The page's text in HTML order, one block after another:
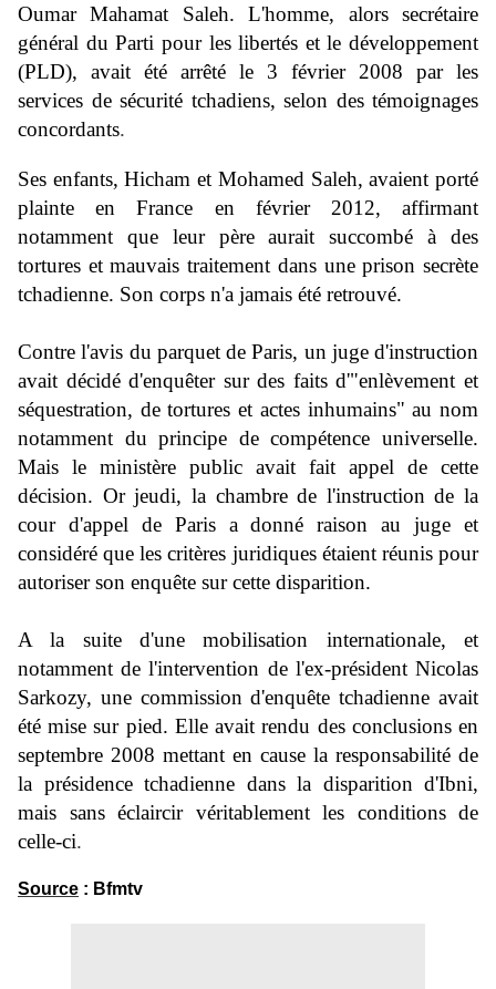
Oumar Mahamat Saleh. L'homme, alors secrétaire
général du Parti pour les libertés et le développement
(PLD), avait été arrêté le 3 février 2008 par les
services de sécurité tchadiens, selon des témoignages
concordants.
Ses enfants, Hicham et Mohamed Saleh, avaient porté
plainte en France en février 2012, affirmant
notamment que leur père aurait succombé à des
tortures et mauvais traitement dans une prison secrète
tchadienne. Son corps n'a jamais été retrouvé.
Contre l'avis du parquet de Paris, un juge d'instruction
avait décidé d'enquêter sur des faits d'"enlèvement et
séquestration, de tortures et actes inhumains" au nom
notamment du principe de compétence universelle.
Mais le ministère public avait fait appel de cette
décision. Or jeudi, la chambre de l'instruction de la
cour d'appel de Paris a donné raison au juge et
considéré que les critères juridiques étaient réunis pour
autoriser son enquête sur cette disparition.
A la suite d'une mobilisation internationale, et
notamment de l'intervention de l'ex-président Nicolas
Sarkozy, une commission d'enquête tchadienne avait
été mise sur pied. Elle avait rendu des conclusions en
septembre 2008 mettant en cause la responsabilité de
la présidence tchadienne dans la disparition d'Ibni,
mais sans éclaircir véritablement les conditions de
celle-ci.
Source : Bfmtv